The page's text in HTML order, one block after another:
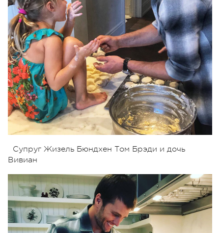
Супруг Жизель Бюндхен Том Брэди и дочь
Вивиан